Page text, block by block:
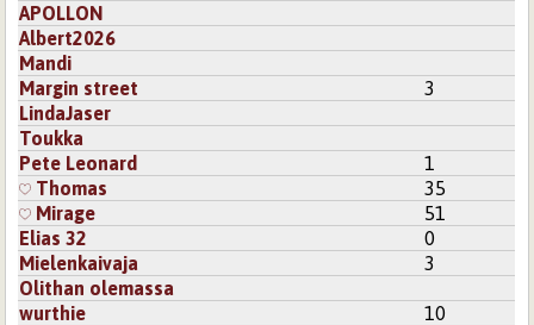
APOLLON
Albert2026
Mandi
Margin street
3
LindaJaser
Toukka
Pete Leonard
1
Thomas
35
Mirage
51
Elias 32
0
Mielenkaivaja
3
Olithan olemassa
wurthie
10